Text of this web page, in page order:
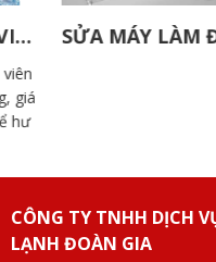
SỬA
CÔNG TY TNHH DỊCH
LẠNH ĐOÀN GIA